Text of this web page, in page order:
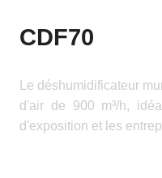
CDF70
Le déshumidificateur
d'air de 900 m³/h,
d'exposition et les